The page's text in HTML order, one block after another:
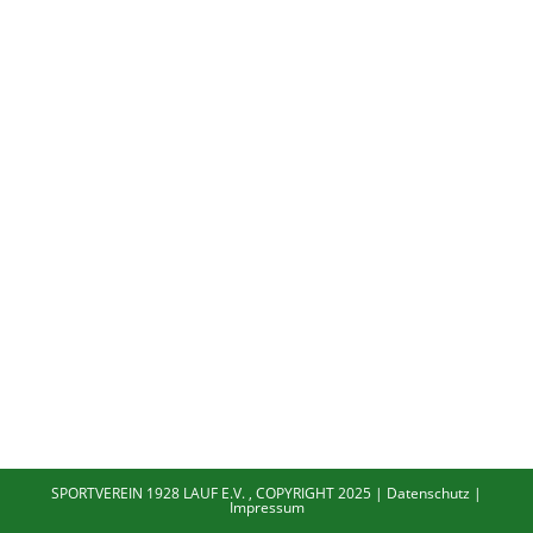
SPORTVEREIN 1928 LAUF E.V. , COPYRIGHT 2025 | Datenschutz |
Impressum